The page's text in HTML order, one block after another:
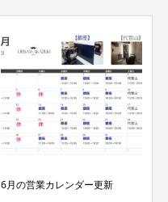
セット方法見せます！